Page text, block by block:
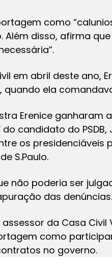
como
Além disso, afirma
em abril deste ano,
quando ela
Erenice
candidato do
os
S.Paulo.
não poderia ser
das
da Casa
como
no governo.